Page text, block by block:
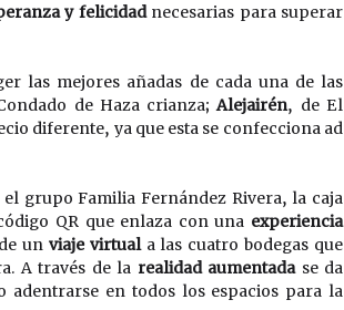
y felicidad necesarias para superar
las mejores añadas de cada una de las
de Haza crianza; Alejairén, de El
diferente, ya que esta se confecciona ad
grupo Familia Fernández Rivera, la caja
QR que enlaza con una experiencia
un viaje virtual a las cuatro bodegas que
A través de la realidad aumentada se da
en todos los espacios para la